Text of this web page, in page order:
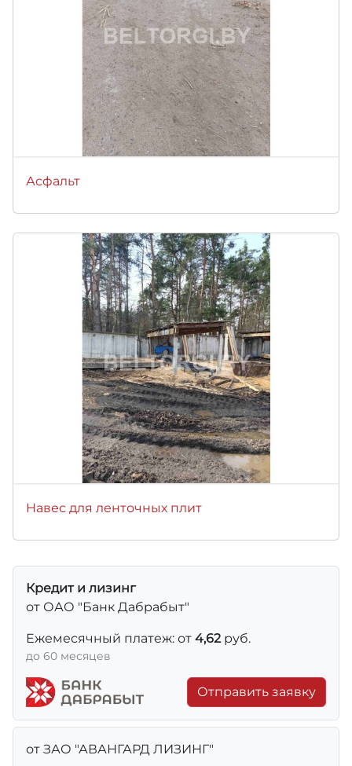
Асфальт
Навес для ленточных плит
Кредит и лизинг
от ОАО "Банк Дабрабыт"
Ежемесячный платеж: от 4,62руб.
до 60 месяцев
Отправить заявку
от ЗАО "АВАНГАРД ЛИЗИНГ"